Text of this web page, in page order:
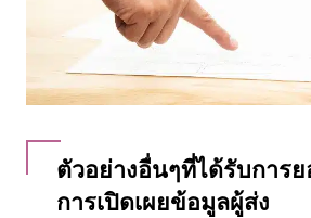
ตัวอย่างอื่นๆที่ได้รับการ
การเปิดเผยข้อมูลผู้ส่ง